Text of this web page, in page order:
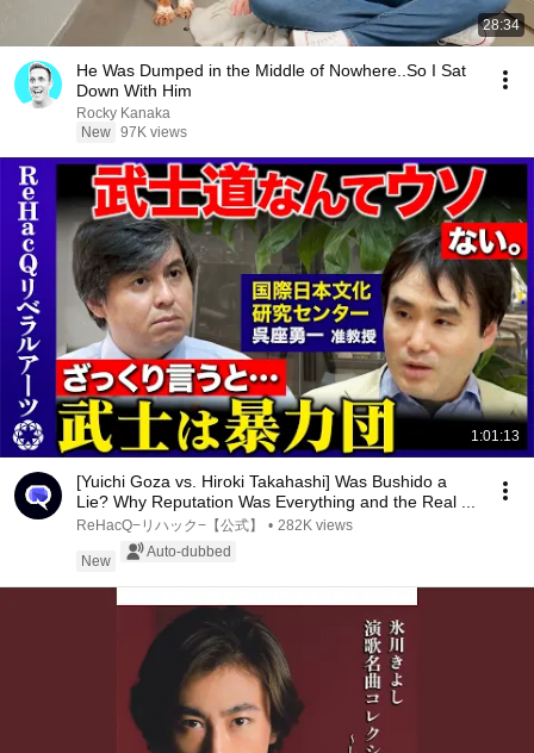
28:34
He Was Dumped in the Middle of Nowhere..So I Sat
Down With Him
Rocky Kanaka
New 97K views
1:01:13
[Yuichi Goza vs. Hiroki Takahashi] Was Bushido a
Lie? Why Reputation Was Everything and the Real ...
ReHacQ−リハック−【公式】 • 282K views
New
Auto-dubbed